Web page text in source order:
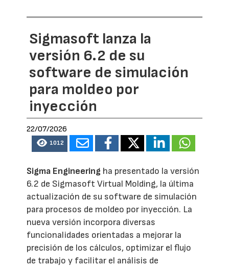
Sigmasoft lanza la
versión 6.2 de su
software de simulación
para moldeo por
inyección
22/07/2026
1012
Sigma Engineering ha presentado la versión
6.2 de Sigmasoft Virtual Molding, la última
actualización de su software de simulación
para procesos de moldeo por inyección. La
nueva versión incorpora diversas
funcionalidades orientadas a mejorar la
precisión de los cálculos, optimizar el flujo
de trabajo y facilitar el análisis de